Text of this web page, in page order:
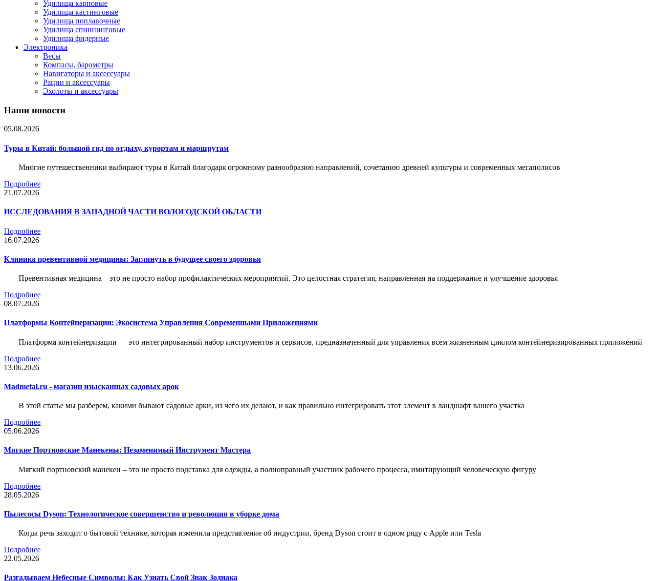
Удилища карповые
Удилища кастинговые
Удилища поплавочные
Удилища спиннинговые
Удилища фидерные
Электроника
Весы
Компасы, барометры
Навигаторы и аксессуары
Рации и аксессуары
Эхолоты и аксессуары
Наши новости
05.08.2026
Туры в Китай: большой гид по отдыху, курортам и маршрутам
Многие путешественники выбирают туры в Китай благодаря огромному разнообразию направлений, сочетанию древней культуры и современных мегаполисов
Подробнее
21.07.2026
ИССЛЕДОВАНИЯ В ЗАПАДНОЙ ЧАСТИ ВОЛОГОДСКОЙ ОБЛАСТИ
Подробнее
16.07.2026
Клиника превентивной медицины: Заглянуть в будущее своего здоровья
Превентивная медицина – это не просто набор профилактических мероприятий. Это целостная стратегия, направленная на поддержание и улучшение здоровья
Подробнее
08.07.2026
Платформы Контейнеризации: Экосистема Управления Современными Приложениями
Платформа контейнеризации — это интегрированный набор инструментов и сервисов, предназначенный для управления всем жизненным циклом контейнеризированных приложений
Подробнее
13.06.2026
Madmetal.ru - магазин изысканных садовых арок
В этой статье мы разберем, какими бывают садовые арки, из чего их делают, и как правильно интегрировать этот элемент в ландшафт вашего участка
Подробнее
05.06.2026
Мягкие Портновские Манекены: Незаменимый Инструмент Мастера
Мягкий портновский манекен – это не просто подставка для одежды, а полноправный участник рабочего процесса, имитирующий человеческую фигуру
Подробнее
28.05.2026
Пылесосы Dyson: Технологическое совершенство и революция в уборке дома
Когда речь заходит о бытовой технике, которая изменила представление об индустрии, бренд Dyson стоит в одном ряду с Apple или Tesla
Подробнее
22.05.2026
Разгадываем Небесные Символы: Как Узнать Свой Знак Зодиака